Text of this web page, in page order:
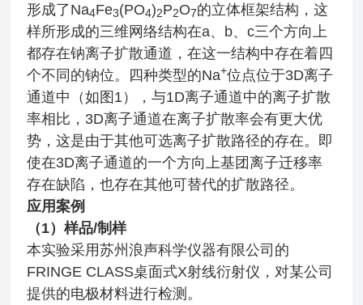
形成了Na4Fe3(PO4)2P2O7的立体框架结构，这
样所形成的三维网络结构在a、b、c三个方向上
都存在钠离子扩散通道，在这一结构中存在着四
个不同的钠位。四种类型的Na+位点位于3D离子
通道中（如图1），与1D离子通道中的离子扩散
率相比，3D离子通道在离子扩散率会有更大优
势，这是由于其他可选离子扩散路径的存在。即
使在3D离子通道的一个方向上基团离子迁移率
存在缺陷，也存在其他可替代的扩散路径。
应用案例
（1）样品/制样
本实验采用苏州浪声科学仪器有限公司的
FRINGE CLASS桌面式X射线衍射仪，对某公司
提供的电极材料进行检测。